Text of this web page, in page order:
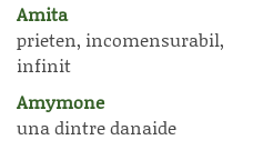
Amita
prieten, incomensurabil,
infinit
Amymone
una dintre danaide